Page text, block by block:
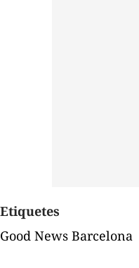
Etiquetes
Good News Barcelona